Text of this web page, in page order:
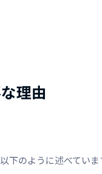
理由
のように述べていま